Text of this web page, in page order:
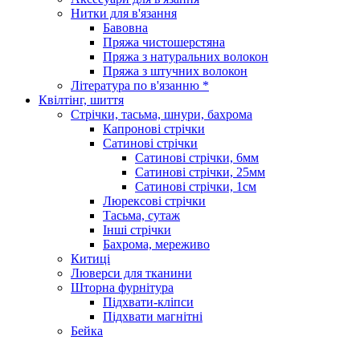
Нитки для в'язання
Бавовна
Пряжа чистошерстяна
Пряжа з натуральних волокон
Пряжа з штучних волокон
Література по в'язанню *
Квілтінг, шиття
Стрічки, тасьма, шнури, бахрома
Капронові стрічки
Сатинові стрічки
Сатинові стрічки, 6мм
Сатинові стрічки, 25мм
Сатинові стрічки, 1см
Люрексові стрічки
Тасьма, сутаж
Інші стрічки
Бахрома, мереживо
Китиці
Люверси для тканини
Шторна фурнітура
Підхвати-кліпси
Підхвати магнітні
Бейка